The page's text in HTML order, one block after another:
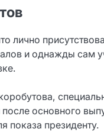
лично
и однажды сам
основного
показа президенту.